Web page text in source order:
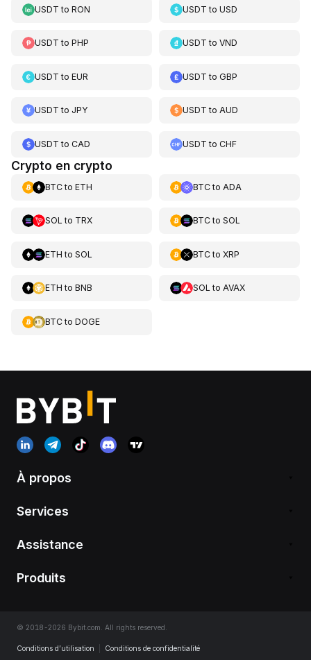
USDT to RON USDT toUSD
USDT to PHP USDT toVND
USDT to EUR USDT toGBP
USDT to JPY USDT toAUD
USDT to CAD USDT toCHF
Crypto en crypto
BTCto ETH BTCto ADA
SOL to TRX BTCto SOL
ETH to SOL BTCto XRP
ETH to BNB SOL to AVAX
BTCto DOGE
À propos
Services
Assistance
Produits
© 2018-2026 Bybit.com. All rights reserved.
Conditions d’utilisation Conditions de confidentialité